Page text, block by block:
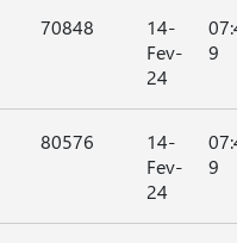
70848
14-
Fev-
24
9
80576
14-
Fev-
24
9